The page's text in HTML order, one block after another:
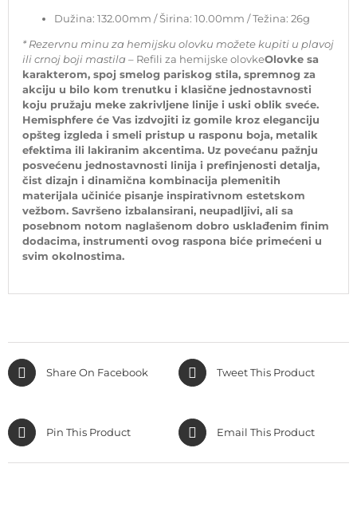
Dužina: 132.00mm / Širina: 10.00mm / Težina: 26g
* Rezervnu minu za hemijsku olovku možete kupiti u plavoj
ili crnoj boji mastila – Refili za hemijske olovkeOlovke sa
karakterom, spoj smelog pariskog stila, spremnog za
akciju u bilo kom trenutku i klasične jednostavnosti
koju pružaju meke zakrivljene linije i uski oblik sveće.
Hemisphfere će Vas izdvojiti iz gomile kroz eleganciju
opšteg izgleda i smeli pristup u rasponu boja, metalik
efektima ili lakiranim akcentima. Uz povećanu pažnju
posvećenu jednostavnosti linija i prefinjenosti detalja,
čist dizajn i dinamična kombinacija plemenitih
materijala učiniće pisanje inspirativnom estetskom
vežbom. Savršeno izbalansirani, neupadljivi, ali sa
posebnom notom naglašenom dobro usklađenim finim
dodacima, instrumenti ovog raspona biće primećeni u
svim okolnostima.
Share On Facebook Tweet This Product
Pin This Product Email This Product